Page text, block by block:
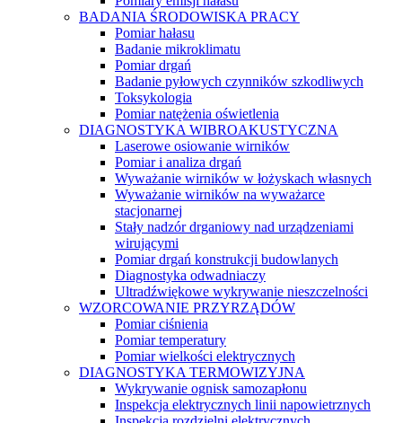
BADANIA ŚRODOWISKA PRACY
Pomiar hałasu
Badanie mikroklimatu
Pomiar drgań
Badanie pyłowych czynników szkodliwych
Toksykologia
Pomiar natężenia oświetlenia
DIAGNOSTYKA WIBROAKUSTYCZNA
Laserowe osiowanie wirników
Pomiar i analiza drgań
Wyważanie wirników w łożyskach własnych
Wyważanie wirników na wyważarce
stacjonarnej
Stały nadzór drganiowy nad urządzeniami
wirującymi
Pomiar drgań konstrukcji budowlanych
Diagnostyka odwadniaczy
Ultradźwiękowe wykrywanie nieszczelności
WZORCOWANIE PRZYRZĄDÓW
Pomiar ciśnienia
Pomiar temperatury
Pomiar wielkości elektrycznych
DIAGNOSTYKA TERMOWIZYJNA
Wykrywanie ognisk samozapłonu
Inspekcja elektrycznych linii napowietrznych